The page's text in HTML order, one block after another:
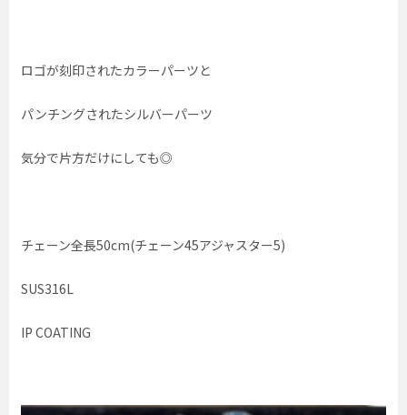
ロゴが刻印されたカラーパーツと
パンチングされたシルバーパーツ
気分で片方だけにしても◎
チェーン全長50cm(チェーン45アジャスター5)
SUS316L
IP COATING